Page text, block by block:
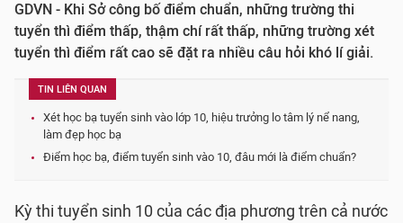
GDVN - Khi Sở công bố điểm chuẩn, những trường thi
tuyển thì điểm thấp, thậm chí rất thấp, những trường xét
tuyển thì điểm rất cao sẽ đặt ra nhiều câu hỏi khó lí giải.
TIN LIÊN QUAN
Xét học bạ tuyển sinh vào lớp 10, hiệu trưởng lo tâm lý nể nang,
làm đẹp học bạ
Điểm học bạ, điểm tuyển sinh vào 10, đâu mới là điểm chuẩn?
Kỳ thi tuyển sinh 10 của các địa phương trên cả nước